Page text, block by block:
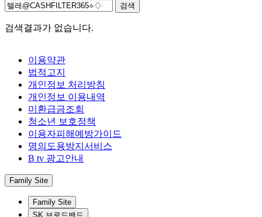
검색
검색결과가 없습니다.
이용약관
법적고지
개인정보 처리방침
개인정보 이용내역
미환급금조회
청소년 보호정책
이용자피해예방가이드
명의도용방지서비스
B tv 광고안내
Family Site
Family Site
SK 브로드밴드